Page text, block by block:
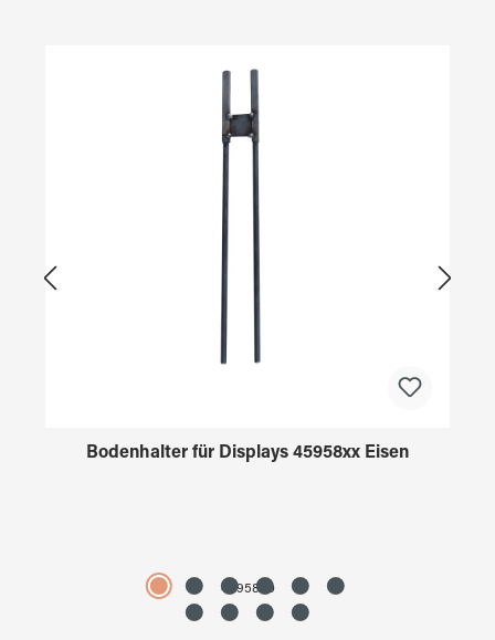
Bodenhalter für Displays 45958xx Eisen
4595890